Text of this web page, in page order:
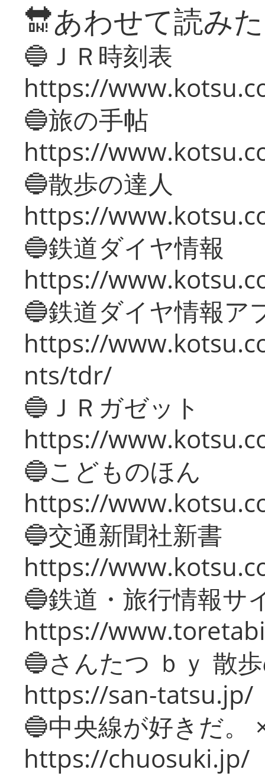
🔛あわせて読み
🔵ＪＲ時刻表
https://
🔵旅の手帖
https://
🔵散歩の達人
https://
🔵鉄道ダイヤ情報
https://
🔵鉄道ダイヤ情報ア
https://
nts/tdr/
🔵ＪＲガゼット
https://
🔵こどものほん
https://
🔵交通新聞社新書
https://
🔵鉄道・旅行情報サ
https://
🔵さんたつ ｂｙ 散
https://san-tatsu.jp/
🔵中央線が好きだ。
https://chuosuki.jp/